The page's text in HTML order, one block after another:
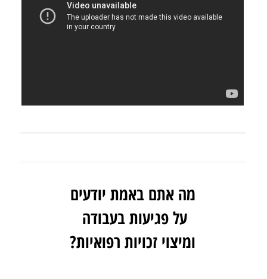
מה אתם באמת יודעים
על פגיעות בעבודה
ומיצוי זכויות רפואיות?